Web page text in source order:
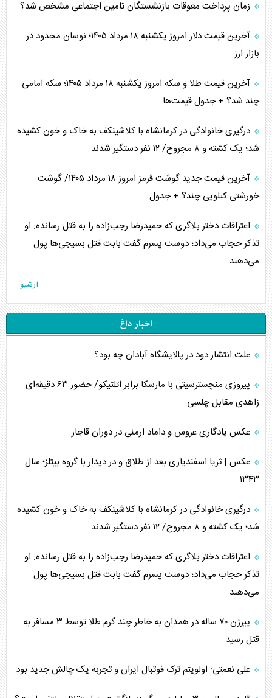
زمان پرداخت معوقات بازنشستگان تامین اجتماعی مشخص شد؟
آخرین قیمت دلار امروز یکشنبه ۱۸ مرداد ۱۴۰۵؛ نوسان محدود در
بازار ارز
آخرین قیمت طلا و سکه امروز یکشنبه ۱۸ مرداد ۱۴۰۵؛ سکه امامی
چند شد؟ + جدول قیمت‌ها
درگیری خانوادگی در کرمانشاه با کلاشینکف به خاک و خون کشیده
شد؛ یک کشته و ۸ مجروح/ ۱۲ نفر دستگیر شدند
آخرین قیمت جدید گوشت قرمز امروز ۱۸ مرداد ۱۴۰۵/ گوشت
خورشتی کیلویی چند؟ + جدول
اعترافات دختر بلاگری که حمیدرضا رجب‌زاده را به قتل رسانده: او
تذکر حجاب می‌داد؛ دوست پسرم گفت بابت قتل بسیجی‌ها پول
می‌دهند
آرشیو...
اخبار داغ
علت انتشار دود در پالایشگاه آبادان چه بود؟
پیروزی منچسترسیتی با مارسکا برابر اتلتیکو/ حضور ۶۳ دقیقه‌ای
زاهدی مقابل چلسی
عکس یادگاری عروس و داماد ارمنی در دوران قاجار
عکس | ثریا اسفندیاری بعد از طلاق و در دیدار با گروه بیتلز؛ سال
۱۳۴۳
درگیری خانوادگی در کرمانشاه با کلاشینکف به خاک و خون کشیده
شد؛ یک کشته و ۸ مجروح/ ۱۲ نفر دستگیر شدند
اعترافات دختر بلاگری که حمیدرضا رجب‌زاده را به قتل رسانده: او
تذکر حجاب می‌داد؛ دوست پسرم گفت بابت قتل بسیجی‌ها پول
می‌دهند
پیرزن ۷۰ ساله در همدان به خاطر چند گرم طلا توسط ۳ مسافر به
قتل رسید
علی نعمتی: اولویتم ترک فوتبال ایران و تجربه یک چالش جدید بود